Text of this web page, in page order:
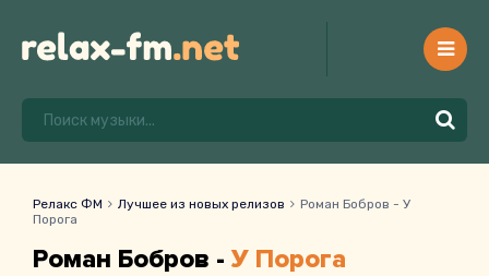
Релакс ФМ Лучшее из новых релизов
Роман Бобров - У
Порога
Роман Бобров - У Порога